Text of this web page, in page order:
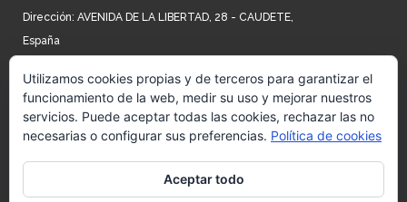
Dirección: AVENIDA DE LA LIBERTAD, 28 - CAUDETE,
España
Teléfono: +34 965 827 250
Email: info@barrow.es
REDES SOCIALES
Utilizamos cookies propias y de terceros para garantizar el
funcionamiento de la web, medir su uso y mejorar nuestros
servicios. Puede aceptar todas las cookies, rechazar las no
necesarias o configurar sus preferencias. Política de cookies
Aceptar todo